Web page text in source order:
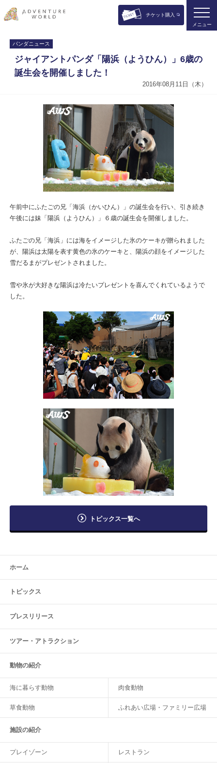
チケット購入
メニュー
パンダニュース
ジャイアントパンダ「陽浜（ようひん）」6歳の
誕生会を開催しました！
2016年08月11日（木）
午前中にふたごの兄「海浜（かいひん）」の誕生会を行い、引き続き
午後には妹「陽浜（ようひん）」６歳の誕生会を開催しました。
ふたごの兄「海浜」には海をイメージした氷のケーキが贈られました
が、陽浜は太陽を表す黄色の氷のケーキと、陽浜の顔をイメージした
雪だるまがプレゼントされました。
雪や氷が大好きな陽浜は冷たいプレゼントを喜んでくれているようで
した。
トピックス一覧へ
ホーム
トピックス
プレスリリース
ツアー・ アトラクション
動物の紹介
海に暮らす動物 肉食動物
草食動物 ふれあい広場・ファミリー広場
施設の紹介
プレイゾーン レストラン